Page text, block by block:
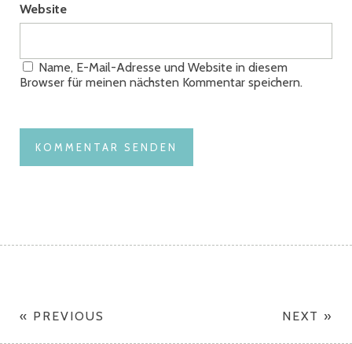
Website
Name, E-Mail-Adresse und Website in diesem
Browser für meinen nächsten Kommentar speichern.
« PREVIOUS NEXT »